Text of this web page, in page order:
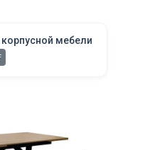
корпусной мебели